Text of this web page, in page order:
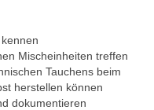
Mischeinheiten treffen
Tauchens beim
herstellen können
dokumentieren